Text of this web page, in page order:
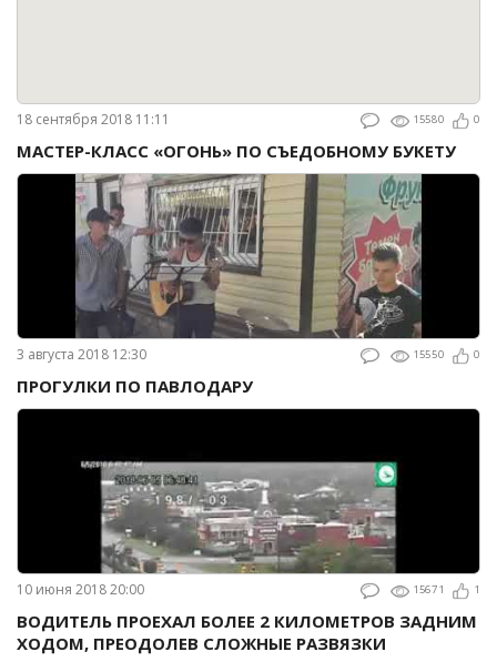
18 сентября 2018 11:11 15580 0
МАСТЕР-КЛАСС «ОГОНЬ» ПО СЪЕДОБНОМУ БУКЕТУ
3 августа 2018 12:30 15550 0
ПРОГУЛКИ ПО ПАВЛОДАРУ
10 июня 2018 20:00 15671 1
ВОДИТЕЛЬ ПРОЕХАЛ БОЛЕЕ 2 КИЛОМЕТРОВ ЗАДНИМ
ХОДОМ, ПРЕОДОЛЕВ СЛОЖНЫЕ РАЗВЯЗКИ